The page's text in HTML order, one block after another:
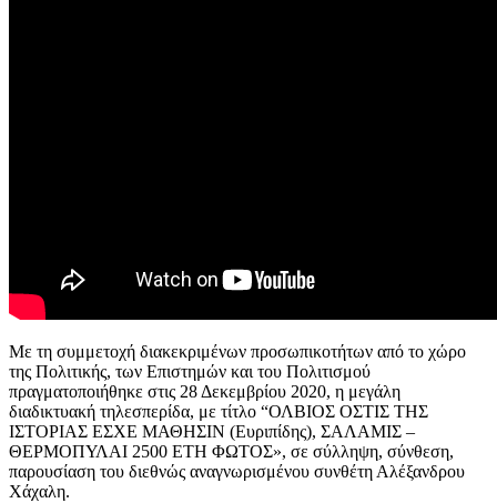
Με τη συμμετοχή διακεκριμένων προσωπικοτήτων από το χώρο
της Πολιτικής, των Επιστημών και του Πολιτισμού
πραγματοποιήθηκε στις 28 Δεκεμβρίου 2020, η μεγάλη
διαδικτυακή τηλεσπερίδα, με τίτλο “ΟΛΒΙΟΣ ΟΣΤΙΣ ΤΗΣ
ΙΣΤΟΡΙΑΣ ΕΣΧΕ ΜΑΘΗΣΙΝ (Ευριπίδης), ΣΑΛΑΜΙΣ –
ΘΕΡΜΟΠΥΛΑΙ 2500 ΕΤΗ ΦΩΤΟΣ», σε σύλληψη, σύνθεση,
παρουσίαση του διεθνώς αναγνωρισμένου συνθέτη Αλέξανδρου
Χάχαλη.